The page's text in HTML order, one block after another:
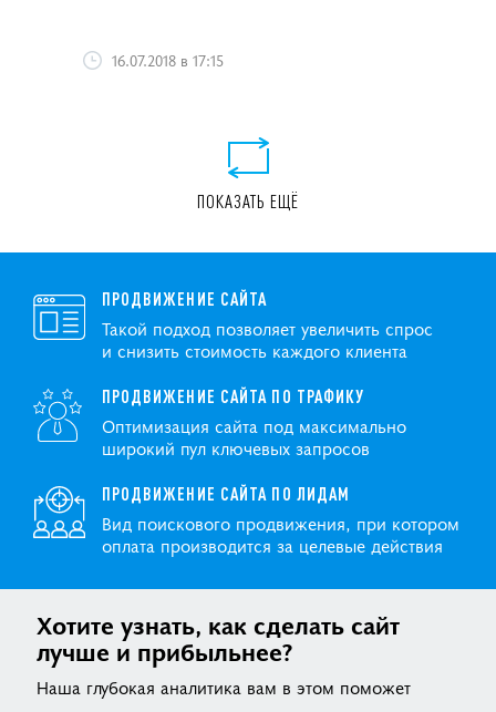
16.07.2018 в 17:15
ПОКАЗАТЬ ЕЩЁ
ПРОДВИЖЕНИЕ САЙТА
Такой подход позволяет увеличить спрос
и снизить стоимость каждого клиента
ПРОДВИЖЕНИЕ САЙТА ПО ТРАФИКУ
Оптимизация сайта под максимально
широкий пул ключевых запросов
ПРОДВИЖЕНИЕ САЙТА ПО ЛИДАМ
Вид поискового продвижения, при котором
оплата производится за целевые действия
Хотите узнать, как сделать сайт
лучше и прибыльнее?
Наша глубокая аналитика вам в этом поможет